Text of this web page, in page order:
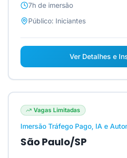
7h de imersão
Público: Iniciantes
Ver Detalhes e
Vagas Limitadas
Imersão Tráfego Pago, IA e
São Paulo/SP